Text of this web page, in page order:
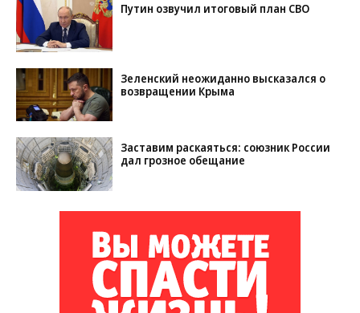
Путин озвучил итоговый план СВО
Зеленский неожиданно высказался о
возвращении Крыма
Заставим раскаяться: союзник России
дал грозное обещание